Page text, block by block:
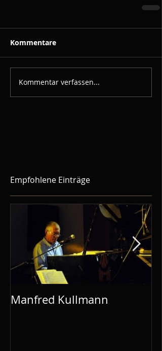
Kommentare
Kommentar verfassen...
Empfohlene Einträge
Manfred Kullmann